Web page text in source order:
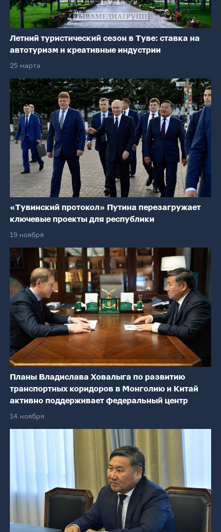
Летний туристический сезон в Туве: ставка на
автотуризм и креативные индустрии
25 марта
«Тувинский протокол» Путина перезагружает
ключевые проекты для республики
19 ноября
Планы Владислава Ховалыга по развитию
транспортных коридоров в Монголию и Китай
активно поддерживает федеральный центр
14 ноября